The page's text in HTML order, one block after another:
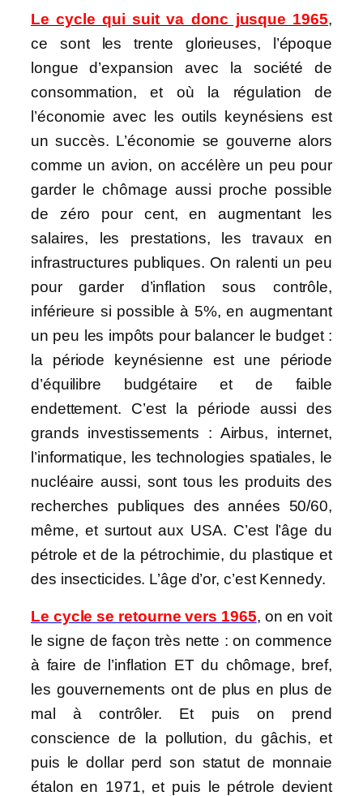
Le cycle qui suit va donc jusque 1965,
ce sont les trente glorieuses, l’époque
longue d’expansion avec la société de
consommation, et où la régulation de
l’économie avec les outils keynésiens est
un succès. L’économie se gouverne alors
comme un avion, on accélère un peu pour
garder le chômage aussi proche possible
de zéro pour cent, en augmentant les
salaires, les prestations, les travaux en
infrastructures publiques. On ralenti un peu
pour garder d’inflation sous contrôle,
inférieure si possible à 5%, en augmentant
un peu les impôts pour balancer le budget :
la période keynésienne est une période
d’équilibre budgétaire et de faible
endettement. C’est la période aussi des
grands investissements : Airbus, internet,
l’informatique, les technologies spatiales, le
nucléaire aussi, sont tous les produits des
recherches publiques des années 50/60,
même, et surtout aux USA. C’est l’âge du
pétrole et de la pétrochimie, du plastique et
des insecticides. L’âge d’or, c’est Kennedy.
Le cycle se retourne vers 1965, on en voit
le signe de façon très nette : on commence
à faire de l’inflation ET du chômage, bref,
les gouvernements ont de plus en plus de
mal à contrôler. Et puis on prend
conscience de la pollution, du gâchis, et
puis le dollar perd son statut de monnaie
étalon en 1971, et puis le pétrole devient